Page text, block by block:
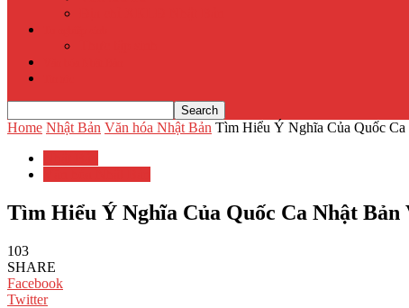
Home Nhật Bản Văn hóa Nhật Bản Tìm Hiểu Ý Nghĩa Của Quốc
Tìm Hiểu Ý Nghĩa Của Quốc Ca Nhật
103
SHARE
Facebook
Twitter